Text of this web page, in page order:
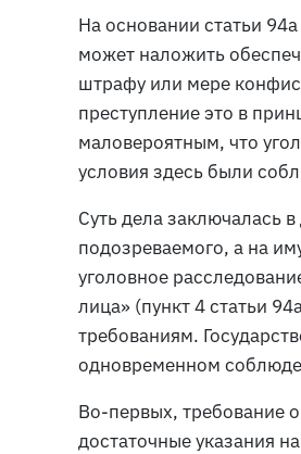
На основании статьи
может наложить
штрафу или мере
преступление это в
маловероятным, что
условия здесь были
Суть дела заключалась
подозреваемого, а на
уголовное
лица» (пункт 4 статьи
требованиям.
одновременном
Во-первых, требование
достаточные указания